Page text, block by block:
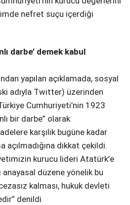
nefret suçu içerdiği
darbe’ demek kabul
yapılan açıklamada, sosyal
adıyla Twitter) üzerinden
Cumhuriyeti’nin 1923
bir darbe” olarak
karşılık bugüne kadar
açılmadığına dikkat çekildi.
kurucu lideri Atatürk’e
anayasal düzene yönelik bu
kalması, hukuk devleti
denildi.